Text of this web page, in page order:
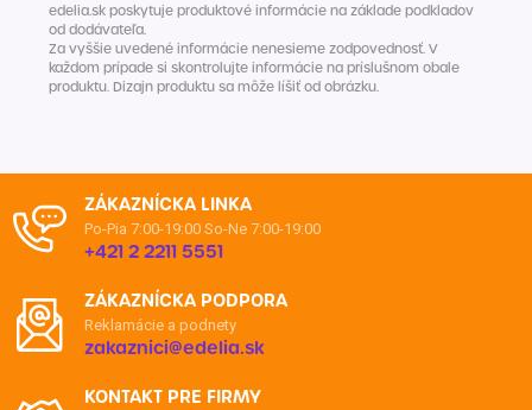
edelia.sk poskytuje produktové informácie na základe podkladov
od dodávateľa.
Za vyššie uvedené informácie nenesieme zodpovednosť. V
každom prípade si skontrolujte informácie na príslušnom obale
produktu. Dizajn produktu sa môže líšiť od obrázku.
ZÁKAZNÍCKA LINKA
Po-Pia 7:00-19:00 So-Ne 7:00-19:00
+421 2 2211 5551
ZÁKAZNÍCKA PODPORA
Reklamácie a podnety
zakaznici@edelia.sk
KONTAKT PRE FIRMY